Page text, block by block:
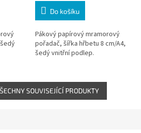
Do košíku
Pákový papírový mramorový
pořadač, šířka hřbetu 8 cm/A4,
šedý vnitřní podlep.
SOUVISEJÍCÍ PRODUKTY